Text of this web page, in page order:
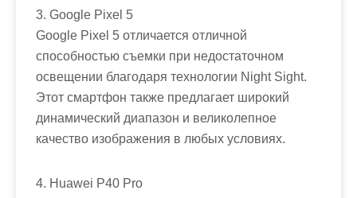
3. Google Pixel 5
Google Pixel 5 отличается отличной
способностью съемки при недостаточном
освещении благодаря технологии Night Sight.
Этот смартфон также предлагает широкий
динамический диапазон и великолепное
качество изображения в любых условиях.
4. Huawei P40 Pro